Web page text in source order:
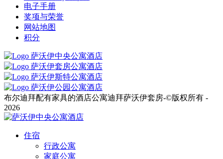
电子手册
奖项与荣誉
网站地图
积分
布尔迪拜配有家具的酒店公寓迪拜萨沃伊套房-©版权所有 -
2026
住宿
行政公寓
家庭公寓